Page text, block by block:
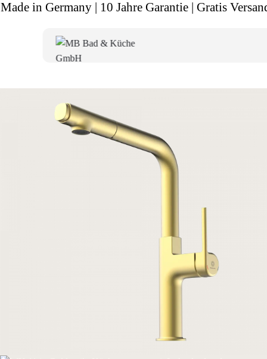
Made in Germany | 10 Jahre Garantie | Gratis